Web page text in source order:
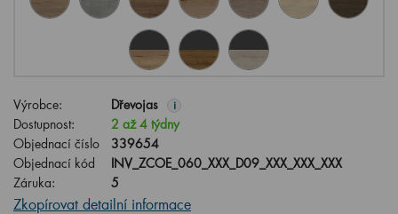
Výrobce: Dřevojas i
Dostupnost:
2 až 4 týdny
Objednací číslo
339654
Objednací kód
INV_ZCOE_060_XXX_D09_XXX_XXX_XXX
Záruka:
5
Zkopírovat detailní informace